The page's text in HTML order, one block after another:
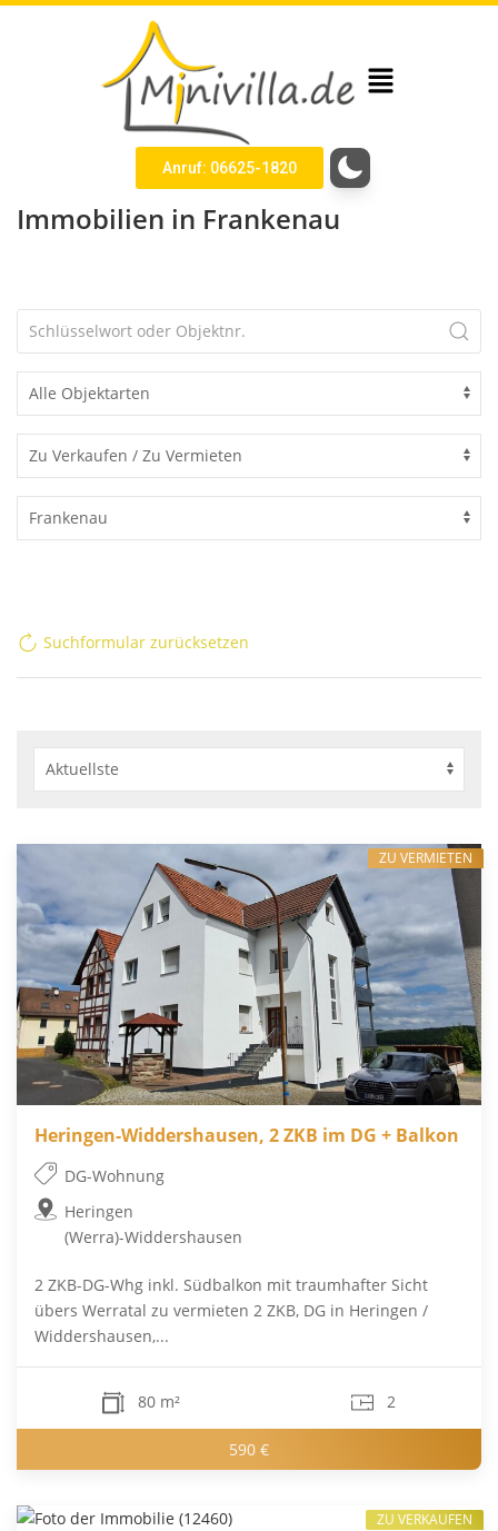
Anruf: 06625-1820
Immobilien in Frankenau
Suchformular zurücksetzen
Heringen-Widdershausen, 2 ZKB im DG + Balkon
DG-Wohnung
Heringen
(Werra)-Widdershausen
2 ZKB-DG-Whg inkl. Südbalkon mit traumhafter Sicht
übers Werratal zu vermieten 2 ZKB, DG in Heringen /
Widdershausen,...
80 m² 2
590 €
ZU VERMIETEN
ZU VERKAUFEN